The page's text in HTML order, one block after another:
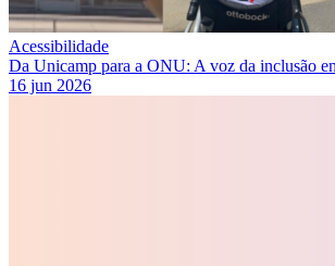
Acessibilidade
Da Unicamp para a ONU: A voz da inclusão
16 jun 2026